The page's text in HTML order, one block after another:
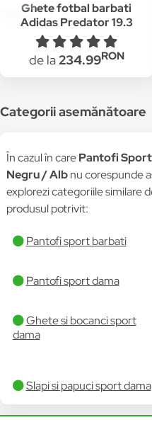
Ghete fotbal barbati
Adidas Predator 19.3
FG Albastru
de la234.99RON
Categorii asemănătoare
În cazul în carePantofi
Negru / Albnu corespunde
explorezi categoriile similare
produsul potrivit:
Pantofi sport barbati
Pantofi sport dama
Ghete si bocanci sport
dama
Slapi si papuci sport dama